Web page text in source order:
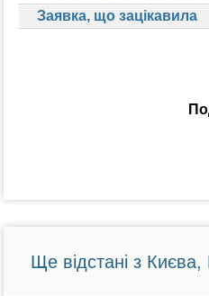
Заявка, що зацікавила
Ще відстані з Києва,